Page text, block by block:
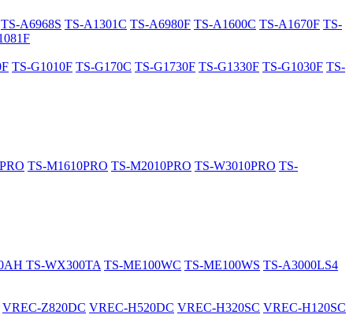
TS-A6968S TS-A1301C TS-A6980F TS-A1600C TS-A1670F TS-
TS-G1010F TS-G170C TS-G1730F TS-G1330F TS-G1030F TS-
TS-M1610PRO TS-M2010PRO TS-W3010PRO TS-
TS-WX300TA TS-ME100WC TS-ME100WS TS-A3000LS4
VREC-Z820DC VREC-H520DC VREC-H320SC VREC-H120SC